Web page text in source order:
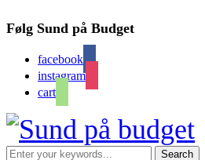
Følg Sund på Budget
facebook
instagram
cart